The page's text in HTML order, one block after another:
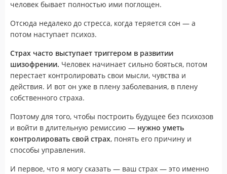
человек бывает полностью ими поглощен.
Отсюда недалеко до стресса, когда теряется сон — а
потом наступает психоз.
Страх часто выступает триггером в развитии
шизофрении. Человек начинает сильно бояться, потом
перестает контролировать свои мысли, чувства и
действия. И вот он уже в плену заболевания, в плену
собственного страха.
Поэтому для того, чтобы построить будущее без психозов
и войти в длительную ремиссию — нужно уметь
контролировать свой страх, понять его причину и
способы управления.
И первое, что я могу сказать — ваш страх — это именно